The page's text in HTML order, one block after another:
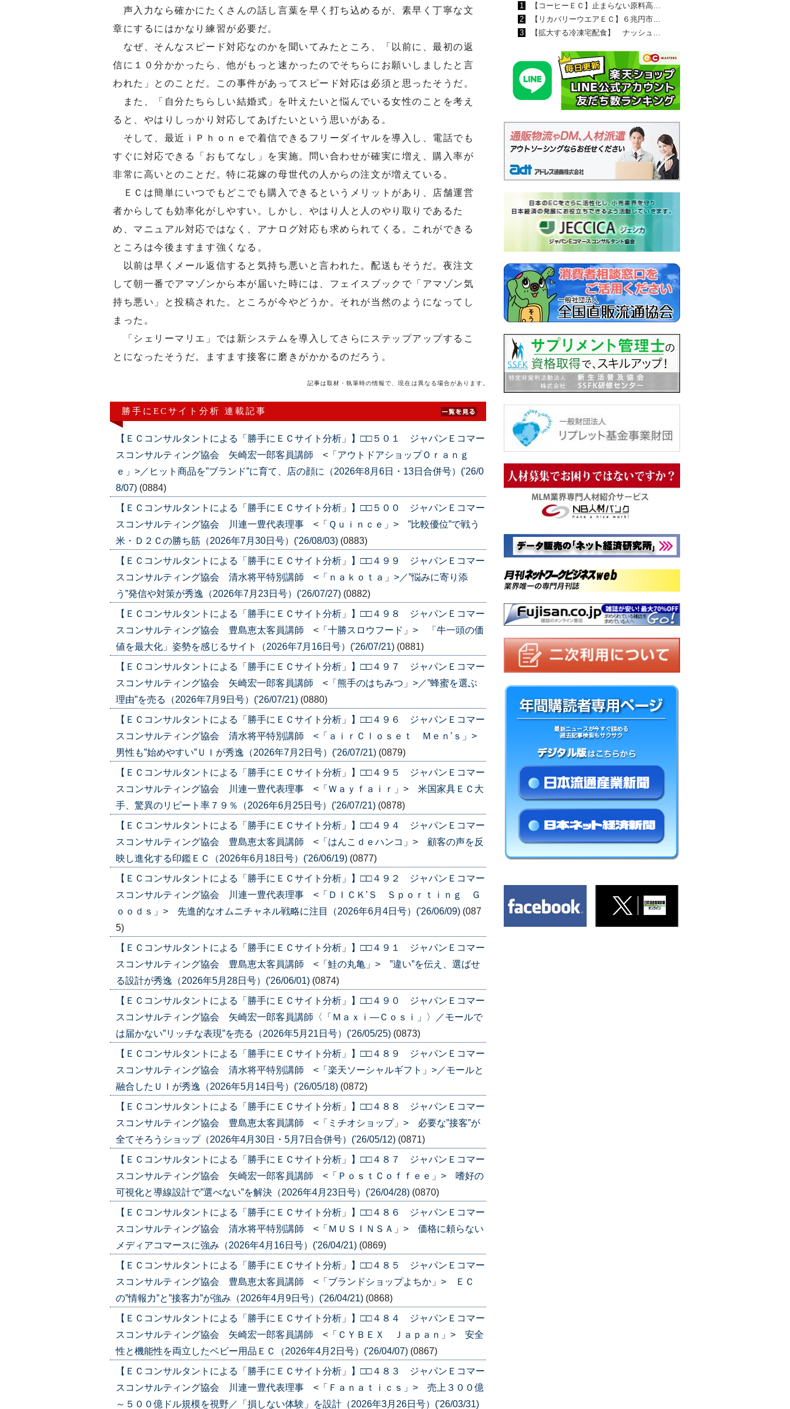
声入力なら確かにたくさんの話し言葉を早く打ち込めるが、素早く丁寧な文
章にするにはかなり練習が必要だ。
なぜ、そんなスピード対応なのかを聞いてみたところ、「以前に、最初の返
信に１０分かかったら、他がもっと速かったのでそちらにお願いしましたと言
われた」とのことだ。この事件があってスピード対応は必須と思ったそうだ。
また、「自分たちらしい結婚式」を叶えたいと悩んでいる女性のことを考え
ると、やはりしっかり対応してあげたいという思いがある。
そして、最近ｉＰｈｏｎｅで着信できるフリーダイヤルを導入し、電話でも
すぐに対応できる「おもてなし」を実施。問い合わせが確実に増え、購入率が
非常に高いとのことだ。特に花嫁の母世代の人からの注文が増えている。
ＥＣは簡単にいつでもどこでも購入できるというメリットがあり、店舗運営
者からしても効率化がしやすい。しかし、やはり人と人のやり取りであるた
め、マニュアル対応ではなく、アナログ対応も求められてくる。これができる
ところは今後ますます強くなる。
以前は早くメール返信すると気持ち悪いと言われた。配送もそうだ。夜注文
して朝一番でアマゾンから本が届いた時には、フェイスブックで「アマゾン気
持ち悪い」と投稿された。ところが今やどうか。それが当然のようになってし
まった。
「シェリーマリエ」では新システムを導入してさらにステップアップするこ
とになったそうだ。ますます接客に磨きがかかるのだろう。
記事は取材・執筆時の情報で、現在は異なる場合があります。
勝手にECサイト分析 連載記事
【ＥＣコンサルタントによる「勝手にＥＣサイト分析」】□□５０１ ジャパンＥコマー
スコンサルティング協会 矢崎宏一郎客員講師 <「アウトドアショップＯｒａｎｇ
ｅ」>／ヒット商品を”ブランド”に育て、店の顔に（2026年8月6日・13日合併号）('26/0
8/07) (0884)
【ＥＣコンサルタントによる「勝手にＥＣサイト分析」】□□５００ ジャパンＥコマー
スコンサルティング協会 川連一豊代表理事 <「Ｑｕｉｎｃｅ」> ”比較優位”で戦う
米・Ｄ２Ｃの勝ち筋（2026年7月30日号）('26/08/03) (0883)
【ＥＣコンサルタントによる「勝手にＥＣサイト分析」】□□４９９ ジャパンＥコマー
スコンサルティング協会 清水将平特別講師 <「ｎａｋｏｔａ」>／”悩みに寄り添
う”発信や対策が秀逸（2026年7月23日号）('26/07/27) (0882)
【ＥＣコンサルタントによる「勝手にＥＣサイト分析」】□□４９８ ジャパンＥコマー
スコンサルティング協会 豊島恵太客員講師 <「十勝スロウフード」> 「牛一頭の価
値を最大化」姿勢を感じるサイト（2026年7月16日号）('26/07/21) (0881)
【ＥＣコンサルタントによる「勝手にＥＣサイト分析」】□□４９７ ジャパンＥコマー
スコンサルティング協会 矢崎宏一郎客員講師 <「熊手のはちみつ」>／”蜂蜜を選ぶ
理由”を売る（2026年7月9日号）('26/07/21) (0880)
【ＥＣコンサルタントによる「勝手にＥＣサイト分析」】□□４９６ ジャパンＥコマー
スコンサルティング協会 清水将平特別講師 <「ａｉｒＣｌｏｓｅｔ Ｍｅｎ’ｓ」>
男性も”始めやすい”ＵＩが秀逸（2026年7月2日号）('26/07/21) (0879)
【ＥＣコンサルタントによる「勝手にＥＣサイト分析」】□□４９５ ジャパンＥコマー
スコンサルティング協会 川連一豊代表理事 <「Ｗａｙｆａｉｒ」> 米国家具ＥＣ大
手、驚異のリピート率７９％（2026年6月25日号）('26/07/21) (0878)
【ＥＣコンサルタントによる「勝手にＥＣサイト分析」】□□４９４ ジャパンＥコマー
スコンサルティング協会 豊島恵太客員講師 <「はんこｄｅハンコ」> 顧客の声を反
映し進化する印鑑ＥＣ（2026年6月18日号）('26/06/19) (0877)
【ＥＣコンサルタントによる「勝手にＥＣサイト分析」】□□４９２ ジャパンＥコマー
スコンサルティング協会 川連一豊代表理事 <「ＤＩＣＫ’Ｓ Ｓｐｏｒｔｉｎｇ Ｇ
ｏｏｄｓ」> 先進的なオムニチャネル戦略に注目（2026年6月4日号）('26/06/09) (087
5)
【ＥＣコンサルタントによる「勝手にＥＣサイト分析」】□□４９１ ジャパンＥコマー
スコンサルティング協会 豊島恵太客員講師 <「鮭の丸亀」> ”違い”を伝え、選ばせ
る設計が秀逸（2026年5月28日号）('26/06/01) (0874)
【ＥＣコンサルタントによる「勝手にＥＣサイト分析」】□□４９０ ジャパンＥコマー
スコンサルティング協会 矢崎宏一郎客員講師〈「Ｍａｘｉ―Ｃｏｓｉ」〉／モールで
は届かない”リッチな表現”を売る（2026年5月21日号）('26/05/25) (0873)
【ＥＣコンサルタントによる「勝手にＥＣサイト分析」】□□４８９ ジャパンＥコマー
スコンサルティング協会 清水将平特別講師 <「楽天ソーシャルギフト」>／モールと
融合したＵＩが秀逸（2026年5月14日号）('26/05/18) (0872)
【ＥＣコンサルタントによる「勝手にＥＣサイト分析」】□□４８８ ジャパンＥコマー
スコンサルティング協会 豊島恵太客員講師 <「ミチオショップ」> 必要な”接客”が
全てそろうショップ（2026年4月30日・5月7日合併号）('26/05/12) (0871)
【ＥＣコンサルタントによる「勝手にＥＣサイト分析」】□□４８７ ジャパンＥコマー
スコンサルティング協会 矢崎宏一郎客員講師 <「ＰｏｓｔＣｏｆｆｅｅ」> 嗜好の
可視化と導線設計で”選べない”を解決（2026年4月23日号）('26/04/28) (0870)
【ＥＣコンサルタントによる「勝手にＥＣサイト分析」】□□４８６ ジャパンＥコマー
スコンサルティング協会 清水将平特別講師 <「ＭＵＳＩＮＳＡ」> 価格に頼らない
メディアコマースに強み（2026年4月16日号）('26/04/21) (0869)
【ＥＣコンサルタントによる「勝手にＥＣサイト分析」】□□４８５ ジャパンＥコマー
スコンサルティング協会 豊島恵太客員講師 <「ブランドショップよちか」> ＥＣ
の”情報力”と”接客力”が強み（2026年4月9日号）('26/04/21) (0868)
【ＥＣコンサルタントによる「勝手にＥＣサイト分析」】□□４８４ ジャパンＥコマー
スコンサルティング協会 矢崎宏一郎客員講師 <「ＣＹＢＥＸ Ｊａｐａｎ」> 安全
性と機能性を両立したベビー用品ＥＣ（2026年4月2日号）('26/04/07) (0867)
【ＥＣコンサルタントによる「勝手にＥＣサイト分析」】□□４８３ ジャパンＥコマー
スコンサルティング協会 川連一豊代表理事 <「Ｆａｎａｔｉｃｓ」> 売上３００億
～５００億ドル規模を視野／「損しない体験」を設計（2026年3月26日号）('26/03/31)
1
【コーヒーＥＣ】止まらない原料高…
2
【リカバリーウエアＥＣ】６兆円市…
3
【拡大する冷凍宅配食】 ナッシュ…